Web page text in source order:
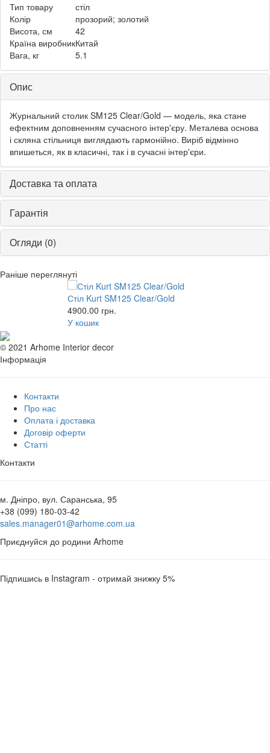
Тип товару
стіл
Колір
прозорий; золотий
Висота, см
42
Країна виробникКитай
Вага, кг
5.1
Опис
Журнальний столик SM125 Clear/Gold — модель, яка стане
ефектним доповненням сучасного інтер'єру. Металева основа
і скляна стільниця виглядають гармонійно. Виріб відмінно
впишеться, як в класичні, так і в сучасні інтер'єри.
Доставка та оплата
Гарантія
Огляди (0)
Раніше переглянуті
Стіл Kurt SM125 Clear/Gold
4900.00 грн.
У кошик
© 2021 Arhome Interior decor
Інформація
Контакти
Про нас
Оплата і доставка
Договір оферти
Статті
Контакти
м. Дніпро, вул. Саранська, 95
+38 (099) 180-03-42
sales.manager01@arhome.com.ua
Приєднуйся до родини Arhome
Підпишись в Instagram - отримай знижку 5%